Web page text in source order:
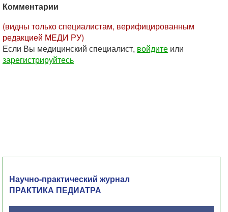
Комментарии
(видны только специалистам, верифицированным
редакцией МЕДИ РУ)
Если Вы медицинский специалист, войдите или
зарегистрируйтесь
Научно-практический журнал
ПРАКТИКА ПЕДИАТРА